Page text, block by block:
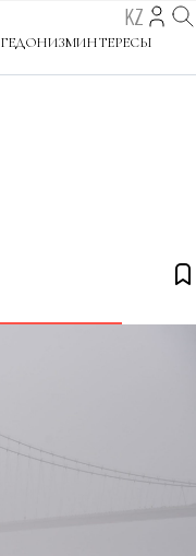
KZ
ГЕДОНИЗМИНТЕРЕСЫ